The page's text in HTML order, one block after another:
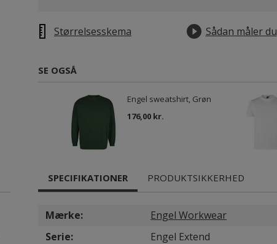
Størrelsesskema Sådan måler du
SE OGSÅ
Engel sweatshirt, Grøn
176,00 kr.
SPECIFIKATIONER PRODUKTSIKKERHED
Mærke:
Engel Workwear
Serie:
Engel Extend